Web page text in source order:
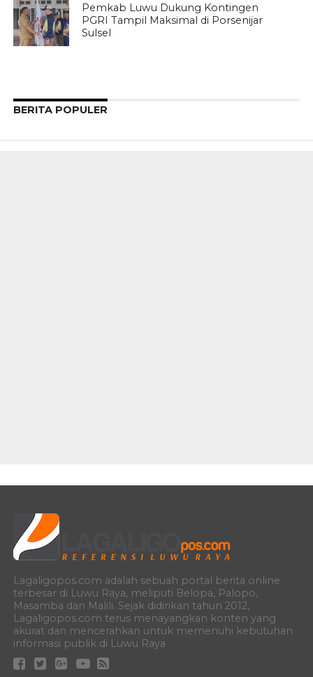
Pemkab Luwu Dukung Kontingen
PGRI Tampil Maksimal di Porsenijar
Sulsel
BERITA POPULER
Lagaligopos.com adalah sebuah portal berita online
terbesar di Luwu Raya, meliputi Belopa, Palopo,
Masamba dan Malili. Sejak didirikan tahun 2012,
Lagaligopos.com terus menayangkan konten yang
akurat dan mencerahkan untuk memenuhi kebutuhan
informasi publik di Luwu Raya